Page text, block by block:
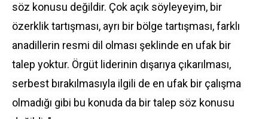
söz konusu değildir. Çok açık söyleyeyim, bir
özerklik tartışması, ayrı bir bölge tartışması, farklı
anadillerin resmi dil olması şeklinde en ufak bir
talep yoktur. Örgüt liderinin dışarıya çıkarılması,
serbest bırakılmasıyla ilgili de en ufak bir çalışma
olmadığı gibi bu konuda da bir talep söz konusu